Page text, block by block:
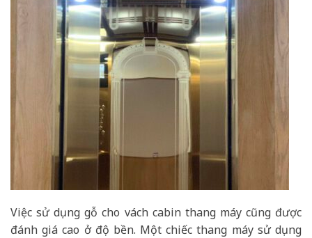
Việc sử dụng gỗ cho vách cabin thang máy cũng được
đánh giá cao ở độ bền. Một chiếc thang máy sử dụng